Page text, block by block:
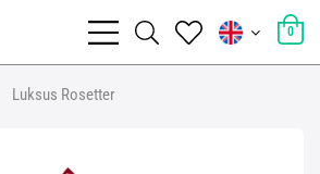
0
Luksus Rosetter